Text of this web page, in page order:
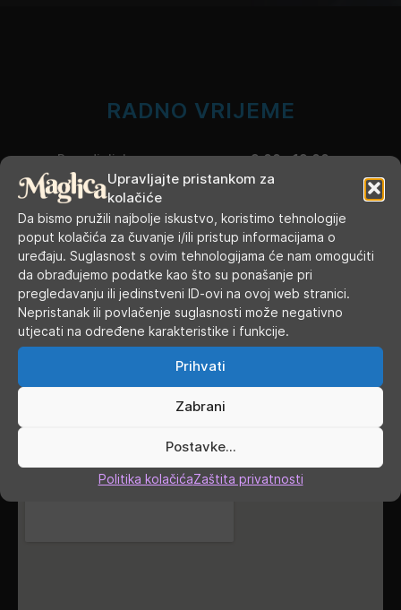
Upravljajte pristankom za
kolačiće
Da bismo pružili najbolje iskustvo, koristimo tehnologije
poput kolačića za čuvanje i/ili pristup informacijama o
uređaju. Suglasnost s ovim tehnologijama će nam omogućiti
da obrađujemo podatke kao što su ponašanje pri
pregledavanju ili jedinstveni ID-ovi na ovoj web stranici.
Nepristanak ili povlačenje suglasnosti može negativno
utjecati na određene karakteristike i funkcije.
Prihvati
Zabrani
Postavke...
Politika kolačićaZaštita privatnosti
RADNO VRIJEME
Ponedjeljak 9.00 - 19.00
Utorak
Srijeda 9.00 - 16.00
Četvrtak 9.00 - 16.00
Petak 9.00 - 19.00